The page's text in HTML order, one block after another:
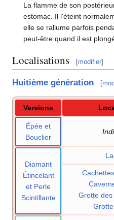
La flamme de son
estomac. Il l'éteint
elle se rallume parfois
peut-être quand il est
Localisations [modifier]
Huitième génération [
Versions
Épée et
Bouclier
Diamant
Étincelant
et Perle
Scintillante
Grotte des